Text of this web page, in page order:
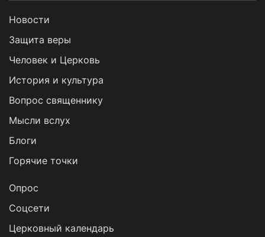
Новости
Защита веры
Человек и Церковь
История и культура
Вопрос священнику
Мысли вслух
Блоги
Горячие точки
Опрос
Cоцсети
Церковный календарь